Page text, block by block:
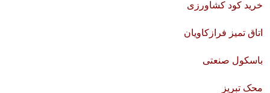
خرید کود کشاورزی
اتاق تمیز فرازکاویان
باسکول صنعتی
محک تبریز